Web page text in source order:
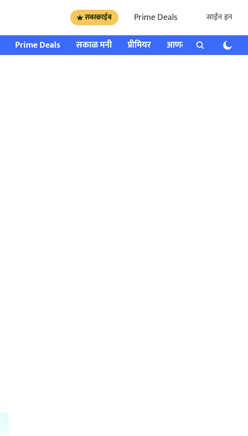
सबस्क्राईब Prime Deals साईन इन
Prime Deals सकाळ मनी प्रीमियर आणखी राशी भविष्य